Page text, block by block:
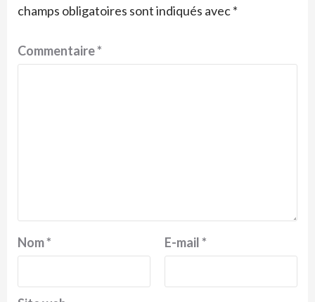
champs obligatoires sont indiqués avec*
Commentaire*
Nom* E-mail*